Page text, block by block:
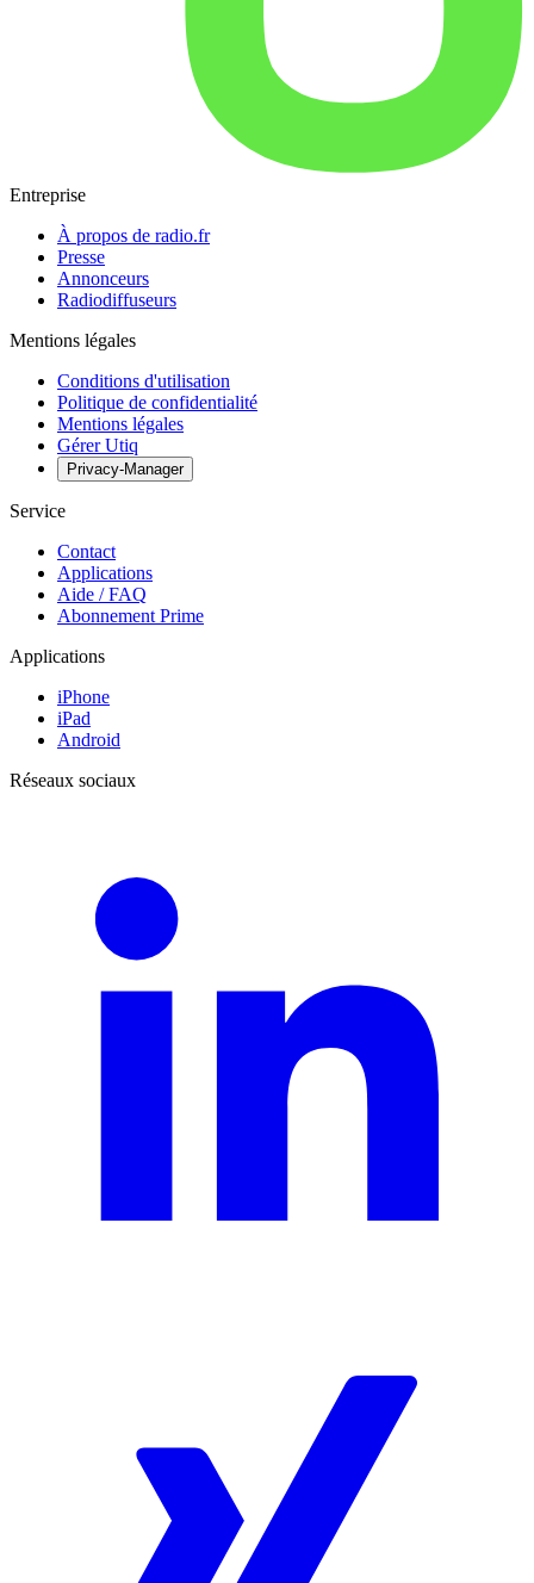
Entreprise
À propos de radio.fr
Presse
Annonceurs
Radiodiffuseurs
Mentions légales
Conditions d'utilisation
Politique de confidentialité
Mentions légales
Gérer Utiq
Privacy-Manager
Service
Contact
Applications
Aide / FAQ
Abonnement Prime
Applications
iPhone
iPad
Android
Réseaux sociaux